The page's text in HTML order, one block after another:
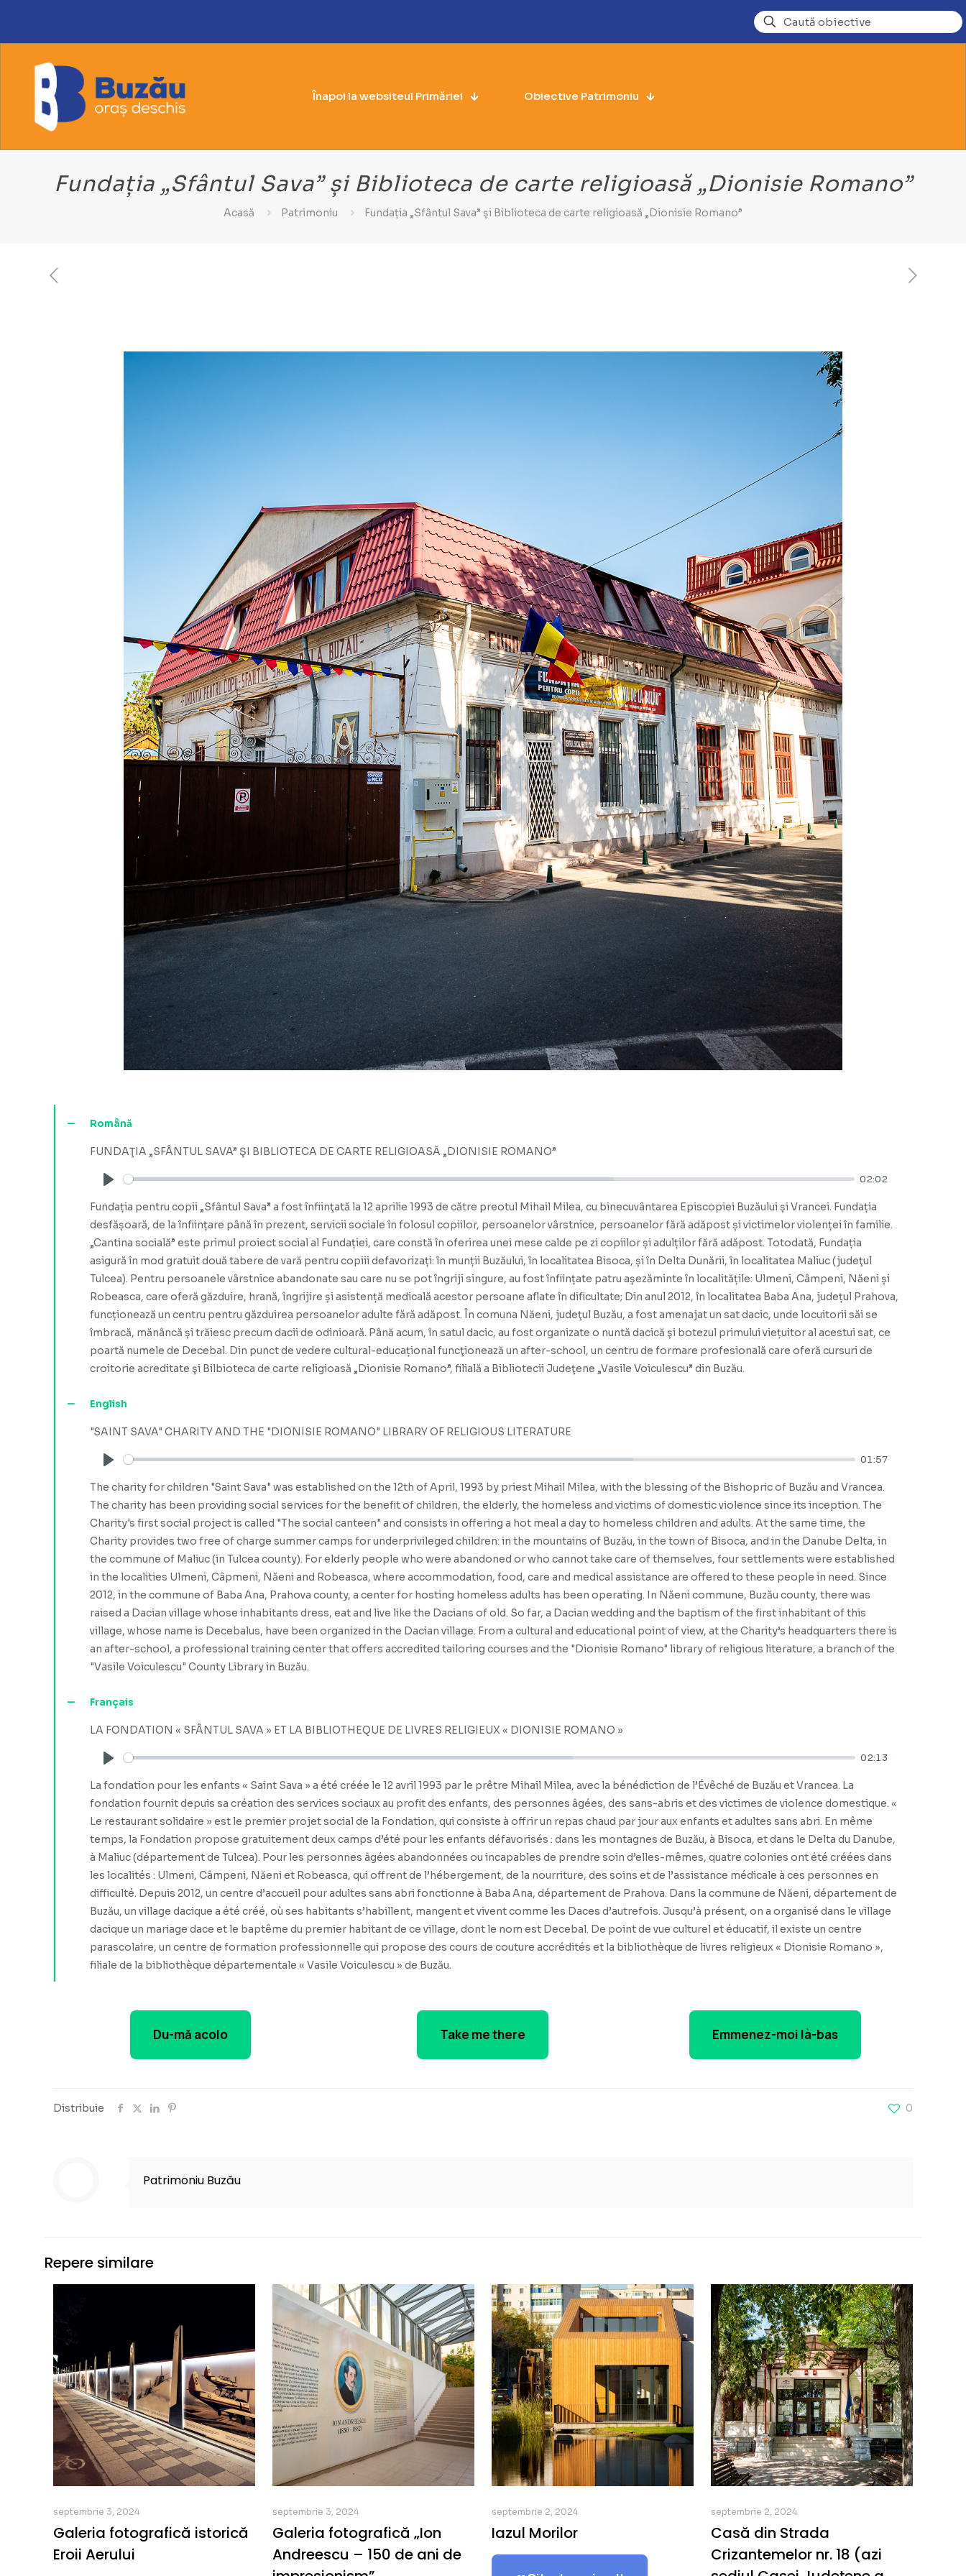
Înapoi la websiteul Primăriei Obiective Patrimoniu
Fundația „Sfântul Sava” și Biblioteca de carte religioasă „Dionisie Romano”
Acasă Patrimoniu Fundația „Sfântul Sava” și Biblioteca de carte religioasă „Dionisie Romano”
Română
FUNDAŢIA „SFÂNTUL SAVA” ŞI BIBLIOTECA DE CARTE RELIGIOASĂ „DIONISIE ROMANO”
Play
02:02
Fundația pentru copii „Sfântul Sava” a fost înfiinţată la 12 aprilie 1993 de către preotul Mihail Milea, cu binecuvântarea Episcopiei Buzăului și Vrancei. Fundația
desfășoară, de la înființare până în prezent, servicii sociale în folosul copiilor, persoanelor vârstnice, persoanelor fără adăpost și victimelor violenței în familie.
„Cantina socială” este primul proiect social al Fundației, care constă în oferirea unei mese calde pe zi copiilor și adulților fără adăpost. Totodată, Fundația
asigură în mod gratuit două tabere de vară pentru copiii defavorizați: în munții Buzăului, în localitatea Bisoca, și în Delta Dunării, în localitatea Maliuc (judeţul
Tulcea). Pentru persoanele vârstnice abandonate sau care nu se pot îngriji singure, au fost înființate patru așezăminte în localitățile: Ulmeni, Câmpeni, Năeni și
Robeasca, care oferă găzduire, hrană, îngrijire și asistență medicală acestor persoane aflate în dificultate; Din anul 2012, în localitatea Baba Ana, județul Prahova,
funcționează un centru pentru găzduirea persoanelor adulte fără adăpost. În comuna Năeni, judeţul Buzău, a fost amenajat un sat dacic, unde locuitorii săi se
îmbracă, mănâncă și trăiesc precum dacii de odinioară. Până acum, în satul dacic, au fost organizate o nuntă dacică și botezul primului viețuitor al acestui sat, ce
poartă numele de Decebal. Din punct de vedere cultural-educațional funcţionează un after-school, un centru de formare profesională care oferă cursuri de
croitorie acreditate şi Bilbioteca de carte religioasă „Dionisie Romano”, filială a Bibliotecii Judeţene „Vasile Voiculescu” din Buzău.
English
"SAINT SAVA" CHARITY AND THE "DIONISIE ROMANO" LIBRARY OF RELIGIOUS LITERATURE
Play
01:57
The charity for children "Saint Sava" was established on the 12th of April, 1993 by priest Mihail Milea, with the blessing of the Bishopric of Buzău and Vrancea.
The charity has been providing social services for the benefit of children, the elderly, the homeless and victims of domestic violence since its inception. The
Charity's first social project is called "The social canteen" and consists in offering a hot meal a day to homeless children and adults. At the same time, the
Charity provides two free of charge summer camps for underprivileged children: in the mountains of Buzău, in the town of Bisoca, and in the Danube Delta, in
the commune of Maliuc (in Tulcea county). For elderly people who were abandoned or who cannot take care of themselves, four settlements were established
in the localities Ulmeni, Câpmeni, Năeni and Robeasca, where accommodation, food, care and medical assistance are offered to these people in need. Since
2012, in the commune of Baba Ana, Prahova county, a center for hosting homeless adults has been operating. In Năeni commune, Buzău county, there was
raised a Dacian village whose inhabitants dress, eat and live like the Dacians of old. So far, a Dacian wedding and the baptism of the first inhabitant of this
village, whose name is Decebalus, have been organized in the Dacian village. From a cultural and educational point of view, at the Charity’s headquarters there is
an after-school, a professional training center that offers accredited tailoring courses and the "Dionisie Romano" library of religious literature, a branch of the
"Vasile Voiculescu" County Library in Buzău.
Français
LA FONDATION « SFÂNTUL SAVA » ET LA BIBLIOTHEQUE DE LIVRES RELIGIEUX « DIONISIE ROMANO »
Play
02:13
La fondation pour les enfants « Saint Sava » a été créée le 12 avril 1993 par le prêtre Mihail Milea, avec la bénédiction de l’Évêché de Buzău et Vrancea. La
fondation fournit depuis sa création des services sociaux au profit des enfants, des personnes âgées, des sans-abris et des victimes de violence domestique. «
Le restaurant solidaire » est le premier projet social de la Fondation, qui consiste à offrir un repas chaud par jour aux enfants et adultes sans abri. En même
temps, la Fondation propose gratuitement deux camps d’été pour les enfants défavorisés : dans les montagnes de Buzău, à Bisoca, et dans le Delta du Danube,
à Maliuc (département de Tulcea). Pour les personnes âgées abandonnées ou incapables de prendre soin d’elles-mêmes, quatre colonies ont été créées dans
les localités : Ulmeni, Câmpeni, Năeni et Robeasca, qui offrent de l’hébergement, de la nourriture, des soins et de l’assistance médicale à ces personnes en
difficulté. Depuis 2012, un centre d’accueil pour adultes sans abri fonctionne à Baba Ana, département de Prahova. Dans la commune de Năeni, département de
Buzău, un village dacique a été créé, où ses habitants s’habillent, mangent et vivent comme les Daces d’autrefois. Jusqu’à présent, on a organisé dans le village
dacique un mariage dace et le baptême du premier habitant de ce village, dont le nom est Decebal. De point de vue culturel et éducatif, il existe un centre
parascolaire, un centre de formation professionnelle qui propose des cours de couture accrédités et la bibliothèque de livres religieux « Dionisie Romano »,
filiale de la bibliothèque départementale « Vasile Voiculescu » de Buzău.
Du-mă acolo Take me there Emmenez-moi là-bas
Distribuie 0
Patrimoniu Buzău
Repere similare
septembrie 3, 2024
Galeria fotografică istorică
Eroii Aerului
septembrie 3, 2024
Galeria fotografică „Ion
Andreescu – 150 de ani de
septembrie 2, 2024
Iazul Morilor
septembrie 2, 2024
Casă din Strada
Crizantemelor nr. 18 (azi